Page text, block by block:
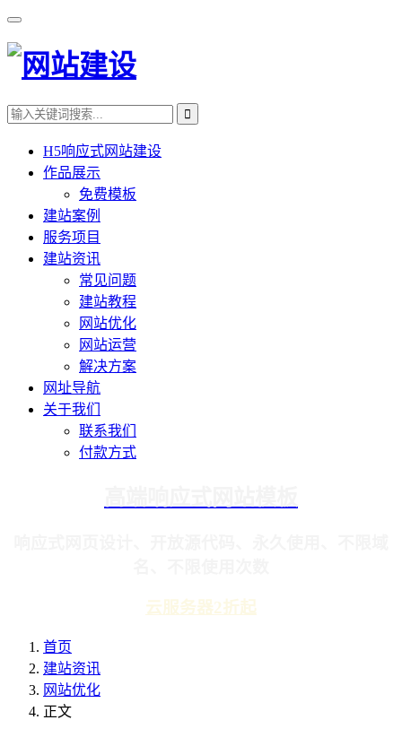
H5响应式网站建设
作品展示
免费模板
建站案例
服务项目
建站资讯
常见问题
建站教程
网站优化
网站运营
解决方案
网址导航
关于我们
联系我们
付款方式
云服务器2折起
首页
建站资讯
网站优化
正文